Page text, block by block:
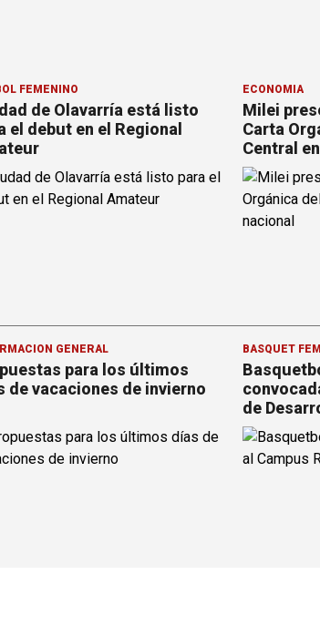
FEMENINO
de Olavarría está listo
el debut en el Regional
ECONOMÍA
Milei
Carta
Central
GENERAL
para los últimos
de vacaciones de invierno
BÁSQUET
de